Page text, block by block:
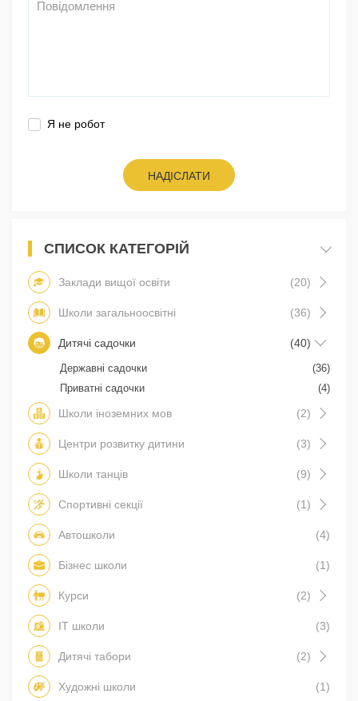
Я не робот
НАДІСЛАТИ
СПИСОК КАТЕГОРІЙ
Заклади вищої освіти (20)
Школи загальноосвітні (36)
Дитячі садочки (40)
Державні садочки
(36)
Приватні садочки
(4)
Школи іноземних мов (2)
Центри розвитку дитини (3)
Школи танців (9)
Спортивні секції (1)
Автошколи (4)
Бізнес школи (1)
Курси (2)
IT школи (3)
Дитячі табори (2)
Художні школи (1)